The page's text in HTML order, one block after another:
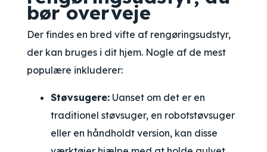
bør overveje
Der findes en bred vifte af rengøringsudstyr,
der kan bruges i dit hjem. Nogle af de mest
populære inkluderer:
Støvsugere: Uanset om det er en
traditionel støvsuger, en robotstøvsuger
eller en håndholdt version, kan disse